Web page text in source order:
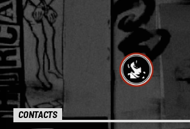
CONTACTS